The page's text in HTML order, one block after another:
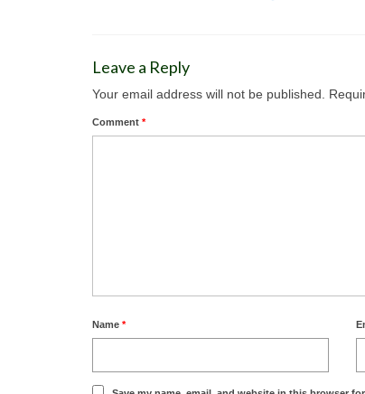
Leave a Reply
Your email address will not be published.
Comment *
Name *